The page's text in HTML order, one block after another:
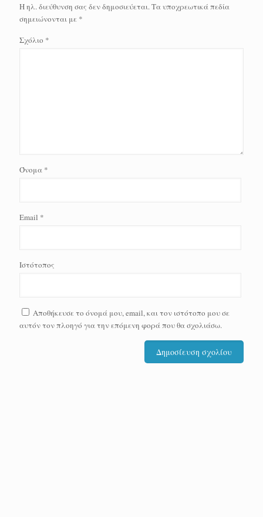
Η ηλ. διεύθυνση σας δεν δημοσιεύεται.Τα υποχρεωτικά πεδία
σημειώνονται με *
Σχόλιο *
Όνομα *
Email *
Ιστότοπος
Αποθήκευσε το όνομά μου, email, και τον ιστότοπο μου σε
αυτόν τον πλοηγό για την επόμενη φορά που θα σχολιάσω.